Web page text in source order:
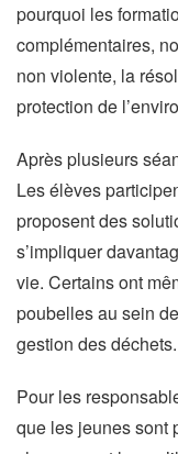
pourquoi les
complémentaires,
non violente, la
protection de
Après plusieurs
Les élèves
proposent des
s’impliquer
vie. Certains ont
poubelles au sein
gestion des déchets.
Pour les
que les jeunes sont